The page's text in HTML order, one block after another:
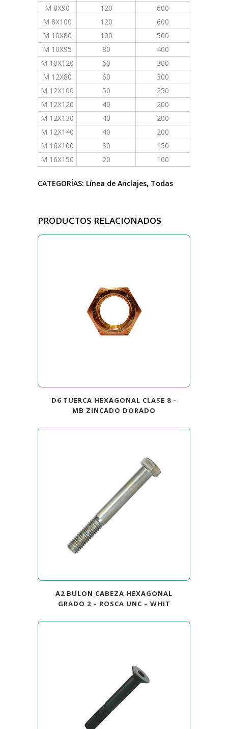
M 8X90
120
600
M 8X100
120
600
M 10X80
100
500
M 10X95
80
400
M 10X120
60
300
M 12X80
60
300
M 12X100
50
250
M 12X120
40
200
M 12X130
40
200
M 12X140
40
200
M 16X100
30
150
M 16X150
20 100
CATEGORÍAS: Línea de Anclajes, Todas
PRODUCTOS RELACIONADOS
D6 TUERCA HEXAGONAL CLASE 8 –
MB ZINCADO DORADO
A2 BULON CABEZA HEXAGONAL
GRADO 2 – ROSCA UNC – WHIT